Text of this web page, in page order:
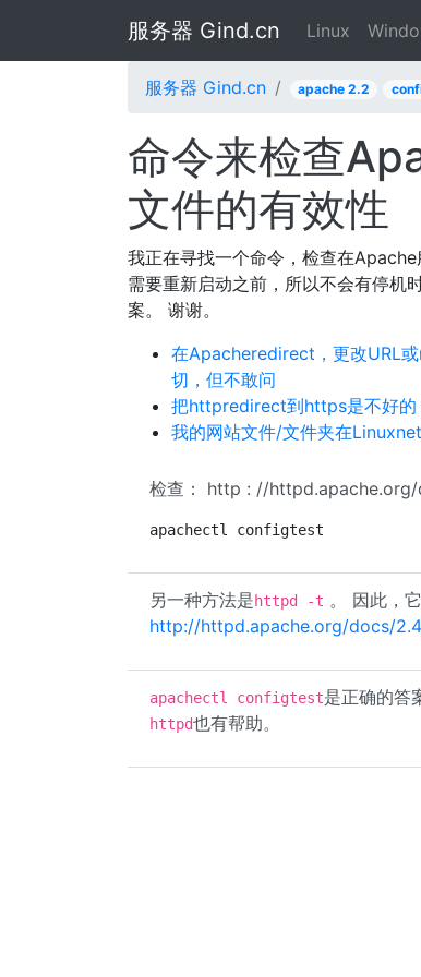
服务器 Gind.cn Linux
服务器 Gind.cn apache 2.2
命令来检查
文件的有效性
我正在寻找一个命令，检查在
需要重新启动之前，所以不会有停机
案。 谢谢。
在Apacheredirect，更改URL
切，但不敢问
把httpredirect到https是不好的
我的网站文件/文件夹在
检查： http : //
apachectl configtest
另一种方法是httpd -t 。 因此，
http://httpd.apache.org/docs/
apachectl configtest是正确的答
httpd也有帮助。